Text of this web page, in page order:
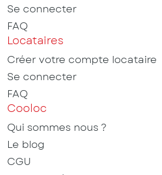
Se connecter
FAQ
Locataires
Créer votre compte locataire
Se connecter
FAQ
Cooloc
Qui sommes nous ?
Le blog
CGU